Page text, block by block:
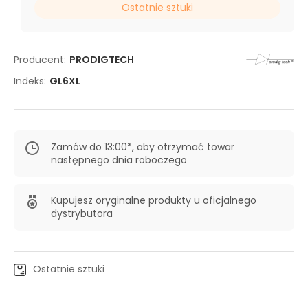
Producent: PRODIGTECH
Indeks: GL6XL
Zamów do 13:00*, aby otrzymać towar
następnego dnia roboczego
Kupujesz oryginalne produkty u oficjalnego
dystrybutora
Ostatnie sztuki
Ostatnie sztuki